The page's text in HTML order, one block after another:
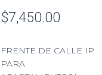
$7,450.00
FRENTE DE CALLE IP
PARA